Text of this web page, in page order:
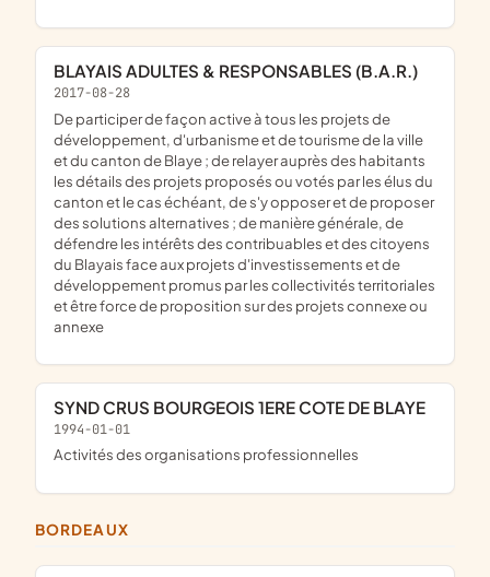
BLAYAIS ADULTES & RESPONSABLES (B.A.R.)
2017-08-28
de participer de façon active à tous les projets de
développement, d'urbanisme et de tourisme de la ville
et du canton de Blaye ; de relayer auprès des habitants
les détails des projets proposés ou votés par les élus du
canton et le cas échéant, de s'y opposer et de proposer
des solutions alternatives ; de manière générale, de
défendre les intérêts des contribuables et des citoyens
du Blayais face aux projets d'investissements et de
développement promus par les collectivités territoriales
et être force de proposition sur des projets connexe ou
annexe
SYND CRUS BOURGEOIS 1ERE COTE DE BLAYE
1994-01-01
Activités des organisations professionnelles
BORDEAUX